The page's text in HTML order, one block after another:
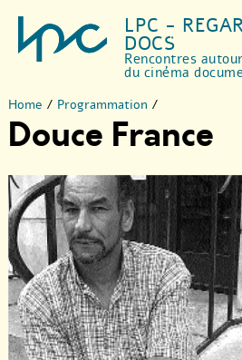
LPC -
DOCS
Rencontres autour
du cinéma
Home / Programmation /
Douce France